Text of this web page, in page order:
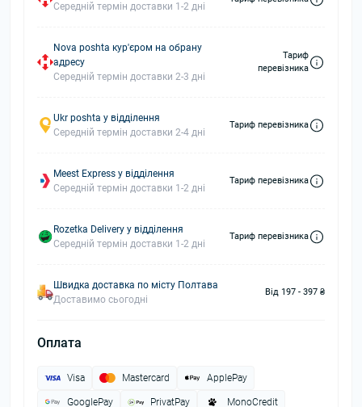
Середній термін доставки 1-2 дні
Nova poshta кур'єром на обрану
адресу
Середній термін доставки 2-3 дні
Тариф
перевізника
Ukr poshta у відділення
Середній термін доставки 2-4 дні
Тариф перевізника
Meest Express у відділення
Середній термін доставки 1-2 дні
Тариф перевізника
Rozetka Delivery у відділення
Середній термін доставки 1-2 дні
Тариф перевізника
Швидка доставка по місту Полтава
Доставимо сьогодні
Від 197 - 397 ₴
Оплата
Visa Mastercard ApplePay
GooglePay PrivatPay MonoCredit